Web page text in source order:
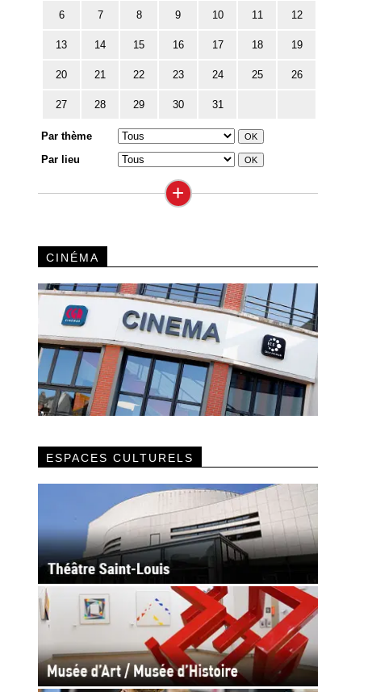
6 7 8 9 10 11 12
13 14 15 16 17 18 19
20 21 22 23 24 25 26
27 28 29 30 31
Par thème
Par lieu
+
CINÉMA
ESPACES CULTURELS